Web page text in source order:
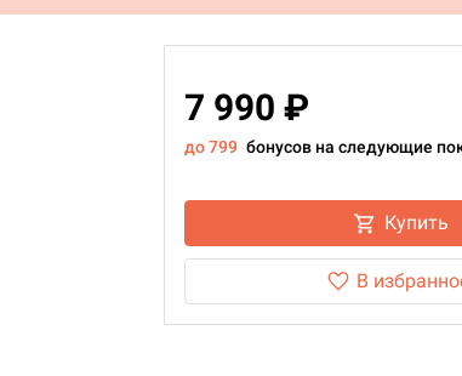
7 990 ₽
до 799 бонусов на следующие
Купить
В